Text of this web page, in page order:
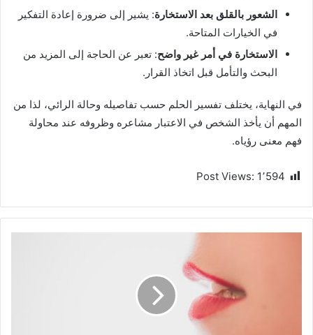
الشعور بالقلق بعد الاستخارة: يشير إلى ضرورة إعادة التفكير
في الخيارات المتاحة.
الاستخارة في أمر غير واضح: تعبر عن الحاجة إلى المزيد من
البحث والتأمل قبل اتخاذ القرار.
في النهاية، يختلف تفسير الحلم حسب تفاصيله وحالة الرائي، لذا من
المهم أن يأخذ الشخص في الاعتبار مشاعره وظروفه عند محاولة
فهم معنى رؤياه.
Post Views: 1٬594